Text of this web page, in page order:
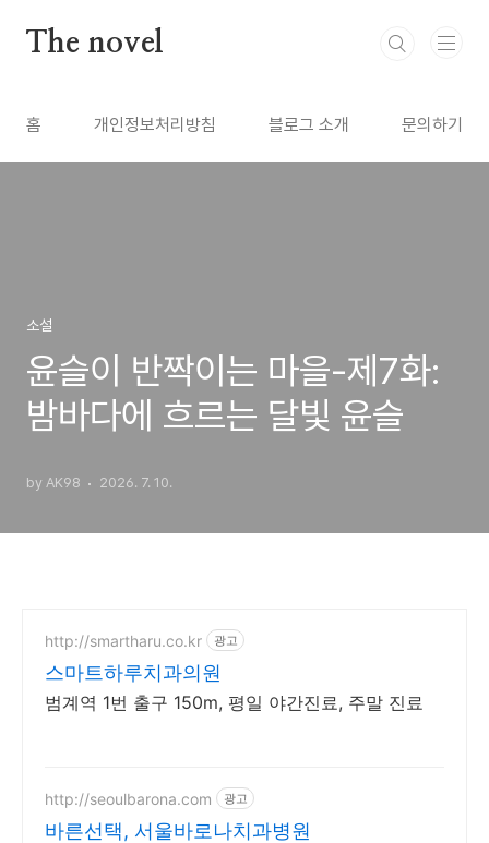
The novel
홈 개인정보처리방침 블로그 소개 문의하기
소설
윤슬이 반짝이는 마을-제7화:
밤바다에 흐르는 달빛 윤슬
by AK98 2026. 7. 10.
http://smartharu.co.kr 광고
스마트하루치과의원
범계역 1번 출구 150m, 평일 야간진료, 주말 진료
http://seoulbarona.com 광고
바른선택, 서울바로나치과병원